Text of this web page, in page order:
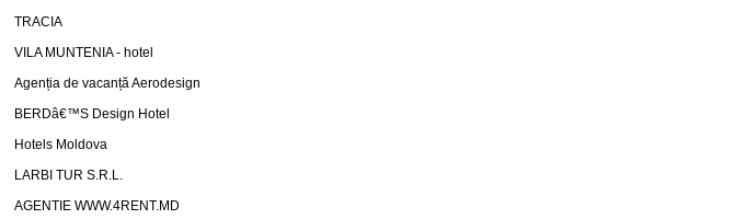
TRACIA
VILA MUNTENIA - hotel
Agenția de vacanță Aerodesign
BERDâ€™S Design Hotel
Hotels Moldova
LARBI TUR S.R.L.
AGENTIE WWW.4RENT.MD